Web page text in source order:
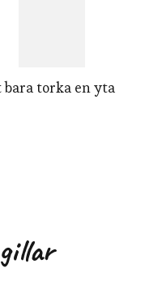
bara torka en yta